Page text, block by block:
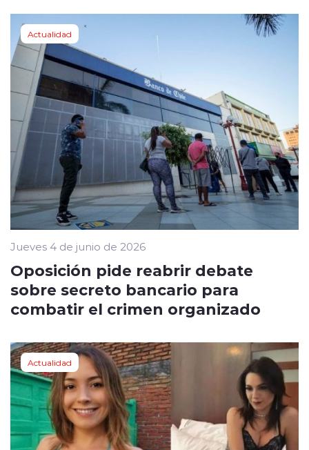
Actualidad
Jueves 4 de junio de 2026
Oposición pide reabrir debate
sobre secreto bancario para
combatir el crimen organizado
Actualidad